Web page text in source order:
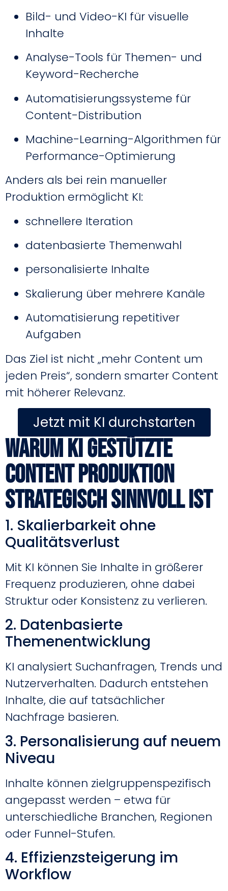
Bild- und Video-KI für visuelle
Inhalte
Analyse-Tools für Themen- und
Keyword-Recherche
Automatisierungssysteme für
Content-Distribution
Machine-Learning-Algorithmen für
Performance-Optimierung
Anders als bei rein manueller
Produktion ermöglicht KI:
schnellere Iteration
datenbasierte Themenwahl
personalisierte Inhalte
Skalierung über mehrere Kanäle
Automatisierung repetitiver
Aufgaben
Das Ziel ist nicht „mehr Content um
jeden Preis“, sondern smarter Content
mit höherer Relevanz.
Jetzt mit KI durchstarten
Warum KI gestützte
Content Produktion
strategisch sinnvoll ist
1. Skalierbarkeit ohne
Qualitätsverlust
Mit KI können Sie Inhalte in größerer
Frequenz produzieren, ohne dabei
Struktur oder Konsistenz zu verlieren.
2. Datenbasierte
Themenentwicklung
KI analysiert Suchanfragen, Trends und
Nutzerverhalten. Dadurch entstehen
Inhalte, die auf tatsächlicher
Nachfrage basieren.
3. Personalisierung auf neuem
Niveau
Inhalte können zielgruppenspezifisch
angepasst werden – etwa für
unterschiedliche Branchen, Regionen
oder Funnel-Stufen.
4. Effizienzsteigerung im
Workflow